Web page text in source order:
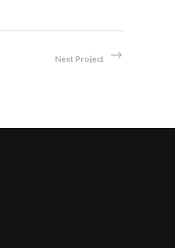
Next Project